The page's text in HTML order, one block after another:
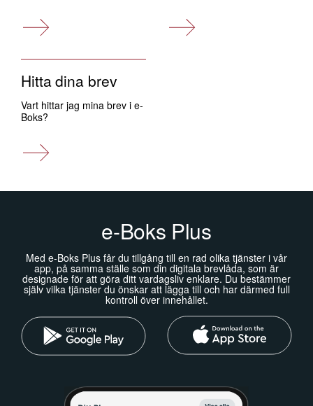
Hitta dina brev
Vart hittar jag mina brev i e-
Boks?
e-Boks Plus
Med e-Boks Plus får du tillgång till en rad olika tjänster i vår
app, på samma ställe som din digitala brevlåda, som är
designade för att göra ditt vardagsliv enklare. Du bestämmer
själv vilka tjänster du önskar att lägga till och har därmed full
kontroll över innehållet.